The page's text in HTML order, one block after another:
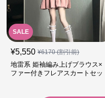
SALE
¥5,550 ¥6170(割引前)
地雷系 姫袖編み上げブラウス×
ファー付きフレアスカートセッ